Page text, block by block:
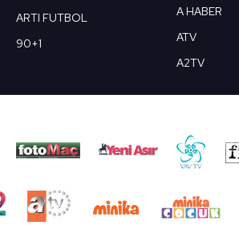
ARTI FUTBOL
90+1
A HABER
ATV
A2TV